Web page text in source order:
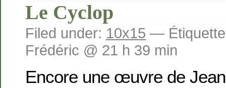
Le Cyclop
Filed under: 10x15 —
Frédéric @ 21 h 39 min
Encore une œuvre de